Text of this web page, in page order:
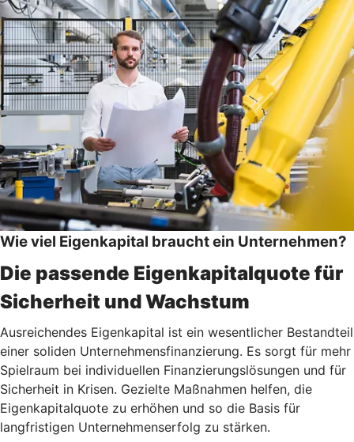
Wie viel Eigenkapital braucht ein Unternehmen?
Die passende Eigenkapitalquote für
Sicherheit und Wachstum
Ausreichendes Eigenkapital ist ein wesentlicher Bestandteil
einer soliden Unternehmensfinanzierung. Es sorgt für mehr
Spielraum bei individuellen Finanzierungslösungen und für
Sicherheit in Krisen. Gezielte Maßnahmen helfen, die
Eigenkapitalquote zu erhöhen und so die Basis für
langfristigen Unternehmenserfolg zu stärken.